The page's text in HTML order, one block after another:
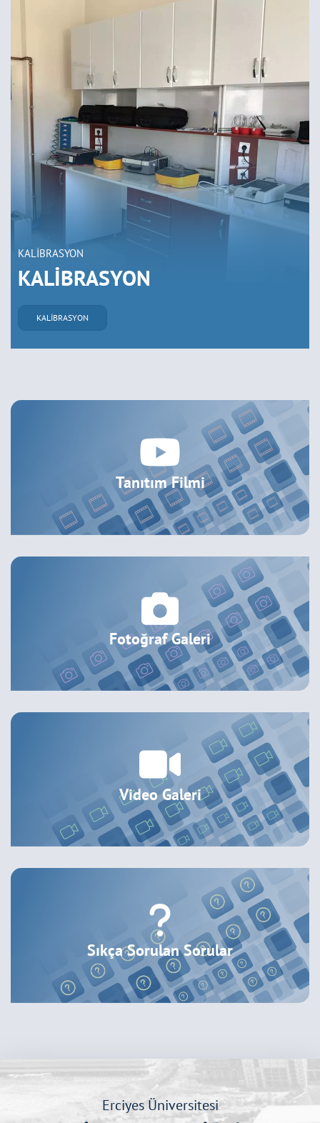
KALİBRASYON
KALİBRASYON
KALİBRASYON
Tanıtım Filmi
Fotoğraf Galeri
Video Galeri
Sıkça Sorulan Sorular
Erciyes Üniversitesi